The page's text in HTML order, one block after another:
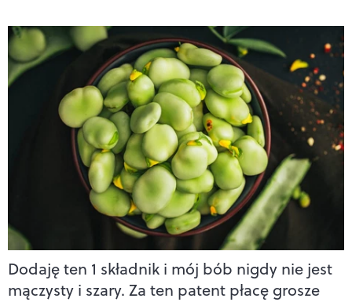
Dodaję ten 1 składnik i mój bób nigdy nie jest
mączysty i szary. Za ten patent płacę grosze